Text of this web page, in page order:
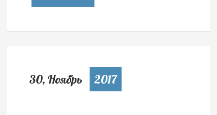
30, Ноябрь 2017